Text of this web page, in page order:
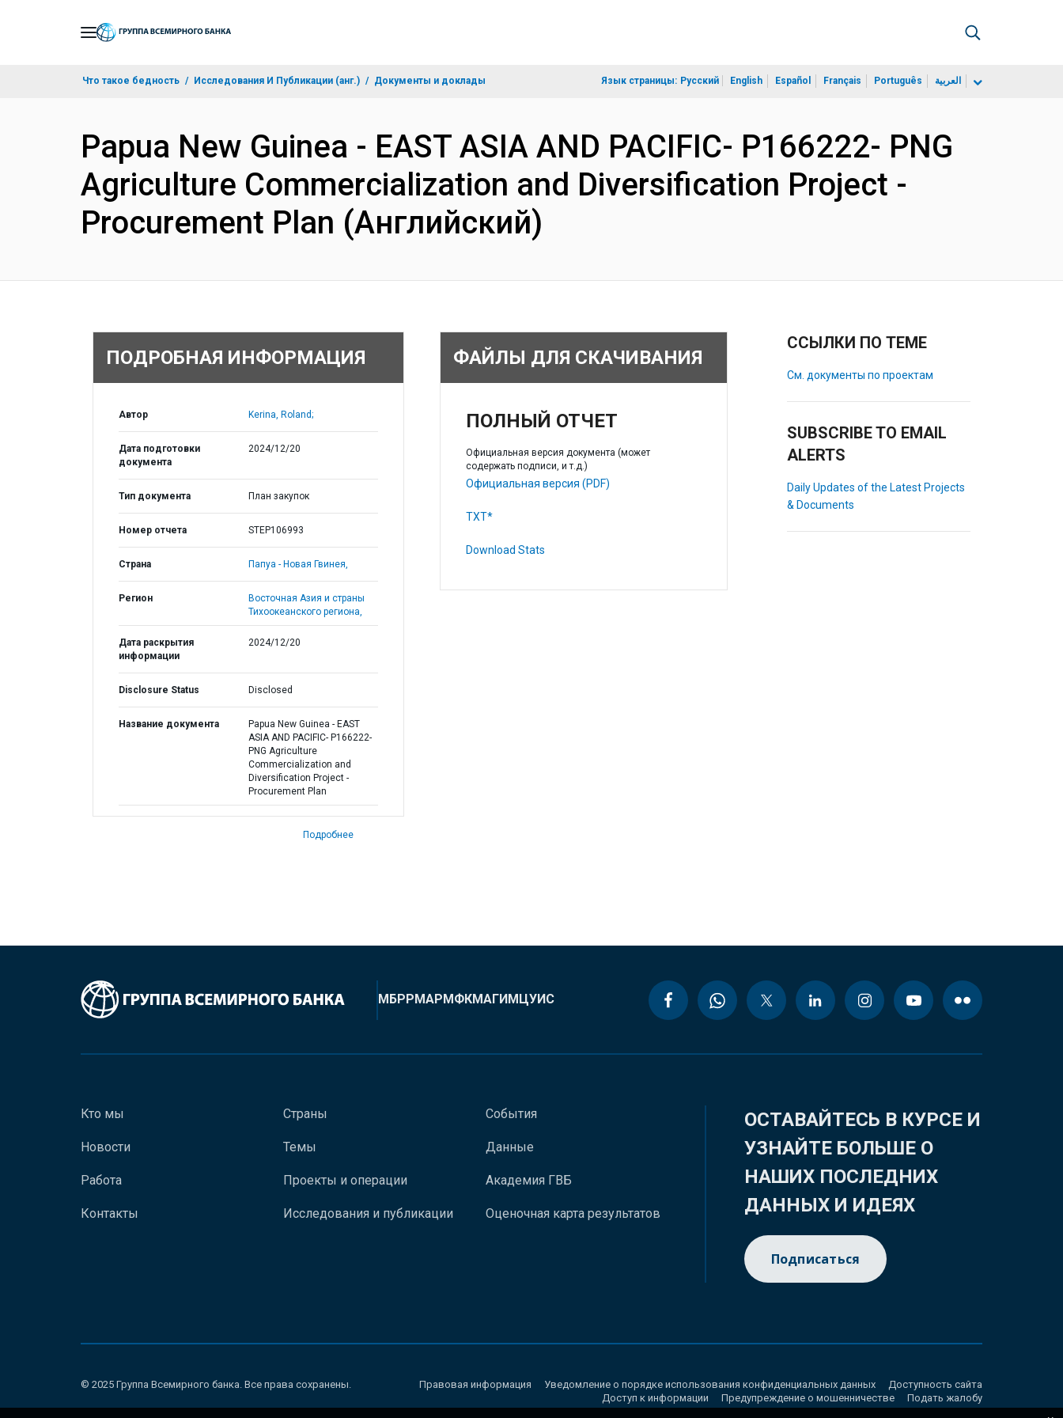
Что такое бедность Исследования И Публикации (анг.) Документы и доклады Язык страницы: Русский English Español Français Português العربية
Papua New Guinea - EAST ASIA AND PACIFIC- P166222- PNG
Agriculture Commercialization and Diversification Project -
Procurement Plan (Английский)
ПОДРОБНАЯ ИНФОРМАЦИЯ
Автор Kerina, Roland;
Дата подготовки
документа
2024/12/20
Тип документа План закупок
Номер отчета STEP106993
Страна Папуа - Новая Гвинея,
Регион
Восточная Азия и страны
Тихоокеанского региона,
Дата раскрытия
информации
2024/12/20
Disclosure Status Disclosed
Название документа
Papua New Guinea - EAST
ASIA AND PACIFIC- P166222-
PNG Agriculture
Commercialization and
Diversification Project -
Procurement Plan
Подробнее
ФАЙЛЫ ДЛЯ СКАЧИВАНИЯ
ПОЛНЫЙ ОТЧЕТ
Официальная версия документа (может
содержать подписи, и т.д.)
Официальная версия (PDF)
TXT*
Download Stats
ССЫЛКИ ПО ТЕМЕ
См. документы по проектам
SUBSCRIBE TO EMAIL
ALERTS
Daily Updates of the Latest Projects
& Documents
МБРРМАРМФКМАГИМЦУИС
Кто мы
Новости
Работа
Контакты
Страны
Темы
Проекты и операции
Исследования и публикации
События
Данные
Академия ГВБ
Оценочная карта результатов
ОСТАВАЙТЕСЬ В КУРСЕ И
УЗНАЙТЕ БОЛЬШЕ О
НАШИХ ПОСЛЕДНИХ
ДАННЫХ И ИДЕЯХ
Подписаться
© 2025 Группа Всемирного банка. Все права сохранены. Правовая информация Уведомление о порядке использования конфиденциальных данных
Доступность сайта
Доступ к информации
Предупреждение о мошенничестве Подать жалобу